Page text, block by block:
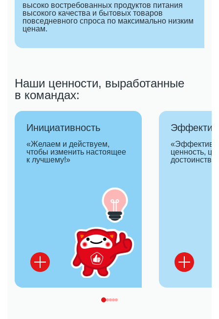
высоко востребованных продуктов питания
высокого качества и бытовых товаров
повседневного спроса по максимально низким
ценам.
Наши ценности, выработанные
в командах:
Инициативность
«Желаем и действуем,
чтобы изменить настоящее
к лучшему!»
ценность,